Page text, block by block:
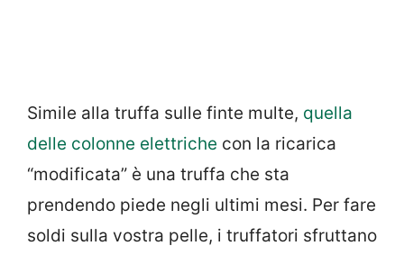
Simile alla truffa sulle finte multe, quella
delle colonne elettriche con la ricarica
“modificata” è una truffa che sta
prendendo piede negli ultimi mesi. Per fare
soldi sulla vostra pelle, i truffatori sfruttano